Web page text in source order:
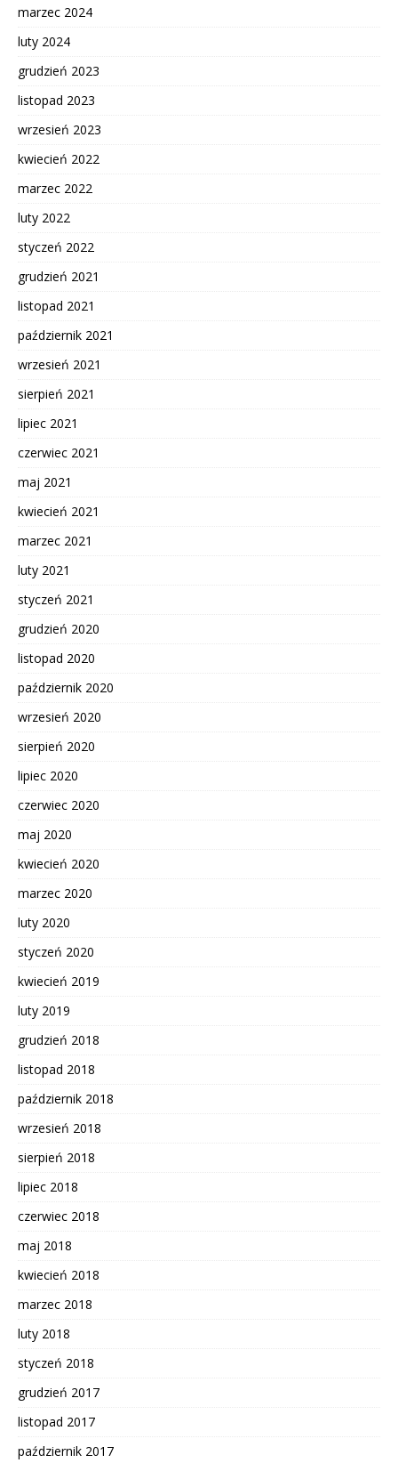
marzec 2024
luty 2024
grudzień 2023
listopad 2023
wrzesień 2023
kwiecień 2022
marzec 2022
luty 2022
styczeń 2022
grudzień 2021
listopad 2021
październik 2021
wrzesień 2021
sierpień 2021
lipiec 2021
czerwiec 2021
maj 2021
kwiecień 2021
marzec 2021
luty 2021
styczeń 2021
grudzień 2020
listopad 2020
październik 2020
wrzesień 2020
sierpień 2020
lipiec 2020
czerwiec 2020
maj 2020
kwiecień 2020
marzec 2020
luty 2020
styczeń 2020
kwiecień 2019
luty 2019
grudzień 2018
listopad 2018
październik 2018
wrzesień 2018
sierpień 2018
lipiec 2018
czerwiec 2018
maj 2018
kwiecień 2018
marzec 2018
luty 2018
styczeń 2018
grudzień 2017
listopad 2017
październik 2017